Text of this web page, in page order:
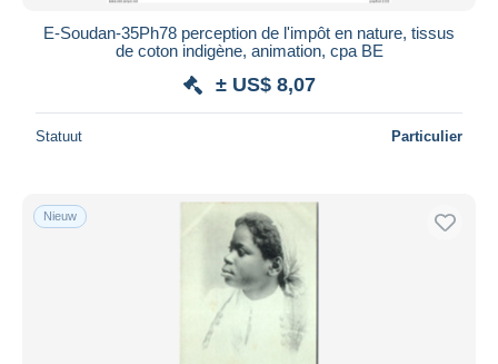
E-Soudan-35Ph78 perception de l'impôt en nature, tissus
de coton indigène, animation, cpa BE
± US$ 8,07
Statuut Particulier
Nieuw